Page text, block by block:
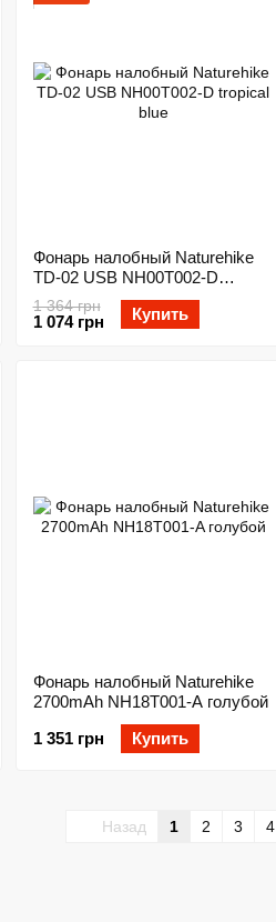
Фонарь налобный Naturehike
TD-02 USB NH00T002-D
tropical blue
1 364 грн
1 074 грн Купить
Фонарь налобный Naturehike
2700mAh NH18T001-A голубой
1 351 грн
Купить
Назад 1 2 3 4